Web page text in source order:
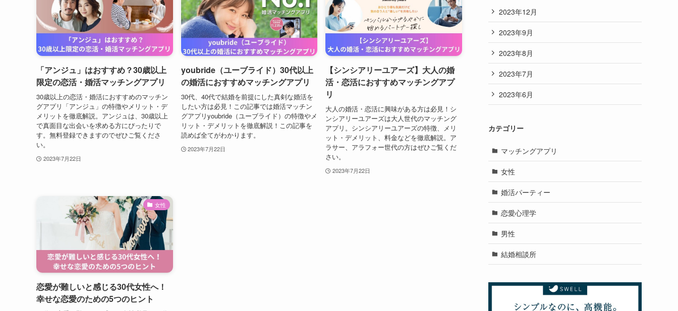
「アンジュ」はおすすめ？30歳以上
限定の恋活・婚活マッチングアプリ
30歳以上の恋活・婚活におすすめのマッチン
グアプリ「アンジュ」の特徴やメリット・デ
メリットを徹底解説。アンジュは、30歳以上
で真面目な出会いを求める方にぴったりで
す。無料登録できますのでぜひご覧くださ
い。
2023年7月22日
youbride（ユーブライド）30代以上
の婚活におすすめマッチングアプリ
30代、40代で結婚を前提にした真剣な婚活を
したい方は必見！この記事では婚活マッチン
グアプリyoubride（ユーブライド）の特徴やメ
リット・デメリットを徹底解説！この記事を
読めば全てがわかります。
2023年7月22日
【シンシアリーユアーズ】大人の婚
活・恋活におすすめマッチングアプ
リ
大人の婚活・恋活に興味がある方は必見！シ
ンシアリーユアーズは大人世代のマッチング
アプリ。シンシアリーユアーズの特徴、メリ
ット・デメリット、料金などを徹底解説。ア
ラサー、アラフォー世代の方はぜひご覧くだ
さい。
2023年7月22日
女性
恋愛が難しいと感じる30代女性へ！
幸せな恋愛のための5つのヒント
2023年12月
2023年9月
2023年8月
2023年7月
2023年6月
カテゴリー
マッチングアプリ
女性
婚活パーティー
恋愛心理学
男性
結婚相談所